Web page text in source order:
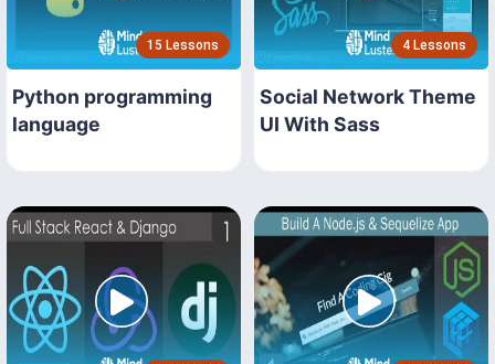
15 Lessons
Python programming
language
4 Lessons
Social Network Theme
UI With Sass